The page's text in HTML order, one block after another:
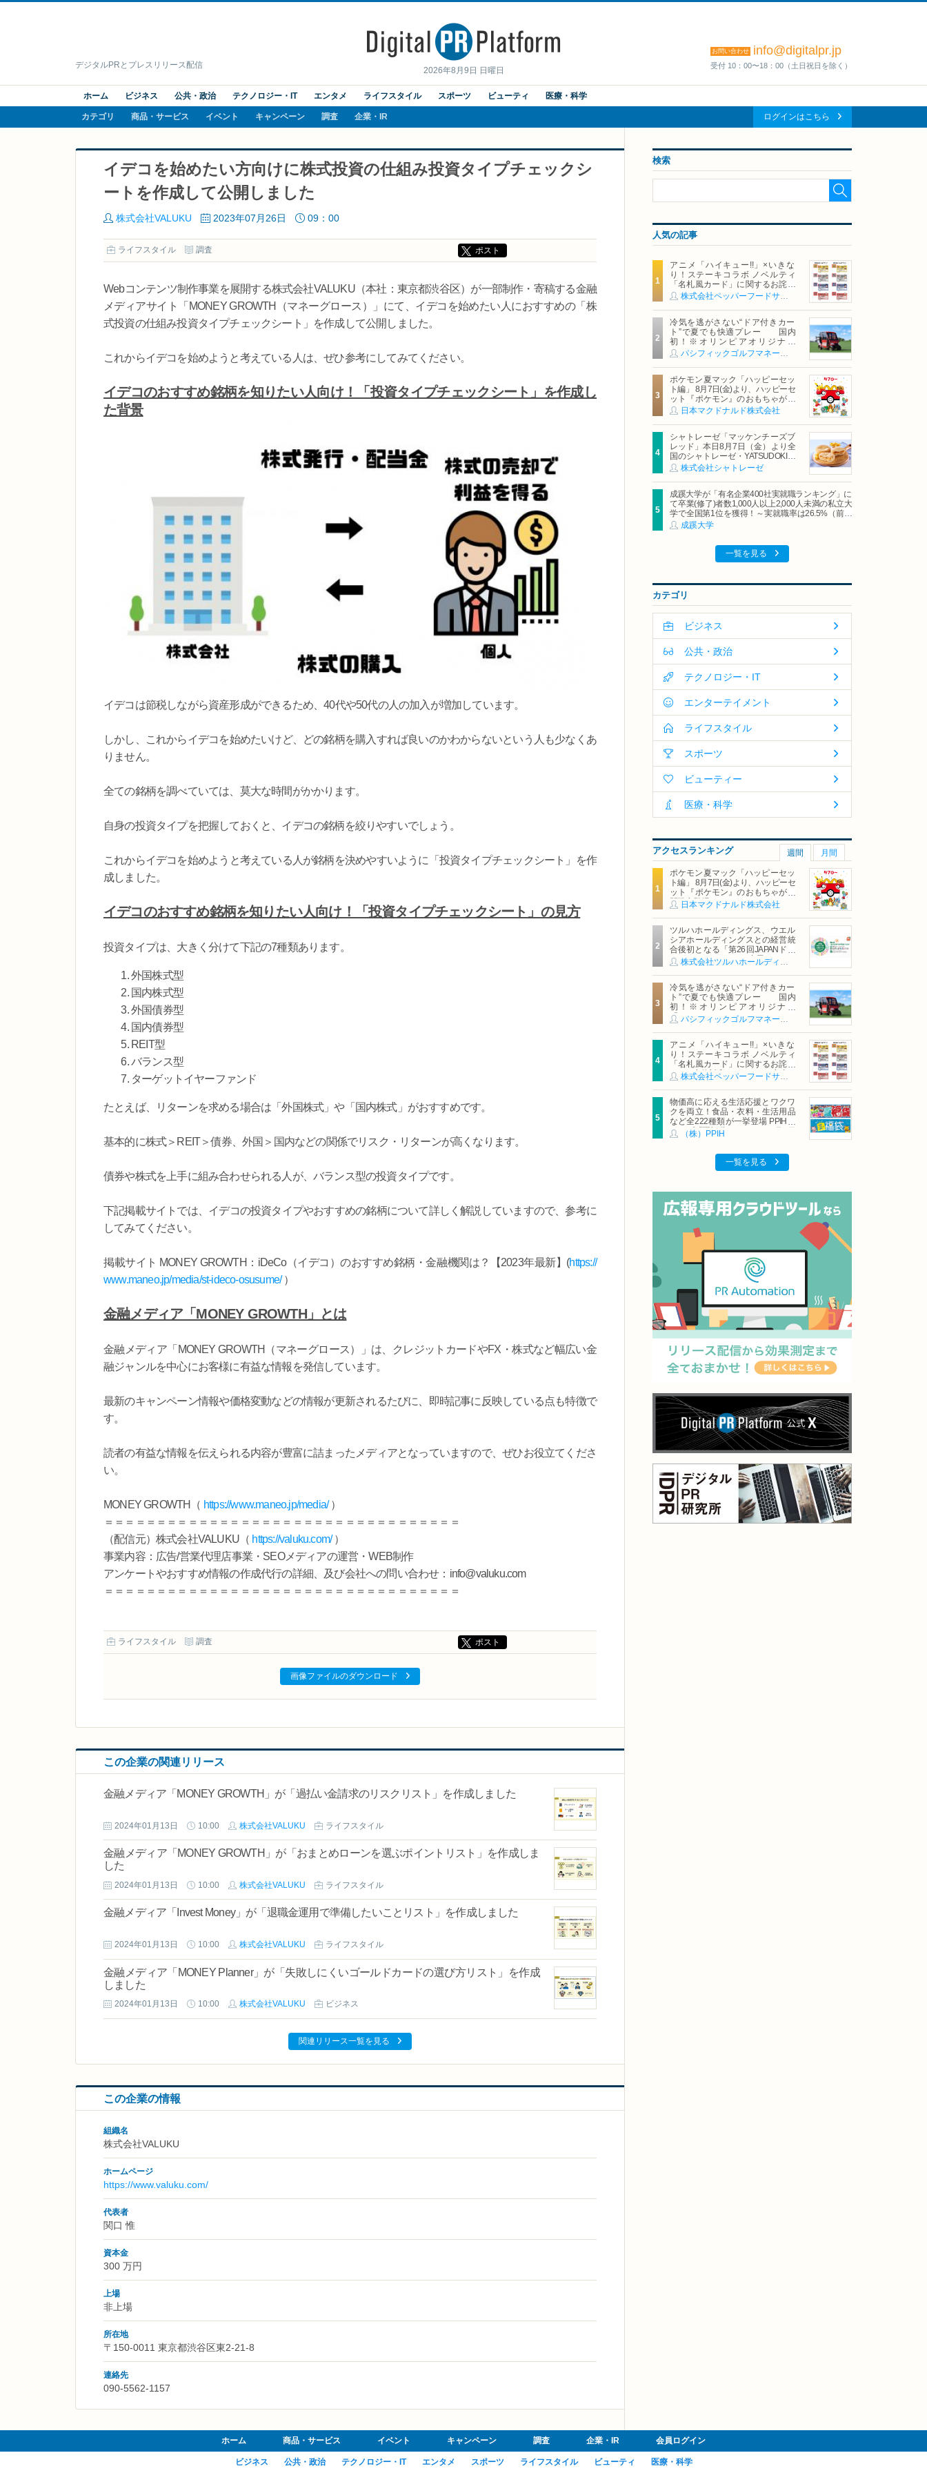
2026年8月9日 日曜日
デジタルPRとプレスリリース配信
お問い合わせ info@digitalpr.jp
受付 10：00〜18：00（土日祝日を除く）
ホーム ビジネス 公共・政治 テクノロジー・IT エンタメ ライフスタイル スポーツ ビューティ 医療・科学
カテゴリ 商品・サービス イベント キャンペーン 調査 企業・IR ログインはこちら
イデコを始めたい方向けに株式投資の仕組み投資タイプチェックシ
ートを作成して公開しました
株式会社VALUKU 2023年07月26日 09：00
ライフスタイル 調査 ポスト
Webコンテンツ制作事業を展開する株式会社VALUKU（本社：東京都渋谷区）が一部制作・寄稿する金融
メディアサイト「MONEY GROWTH（マネーグロース）」にて、イデコを始めたい人におすすめの「株
式投資の仕組み投資タイプチェックシート」を作成して公開しました。
これからイデコを始めようと考えている人は、ぜひ参考にしてみてください。
イデコのおすすめ銘柄を知りたい人向け！「投資タイプチェックシート」を作成し
た背景
イデコは節税しながら資産形成ができるため、40代や50代の人の加入が増加しています。
しかし、これからイデコを始めたいけど、どの銘柄を購入すれば良いのかわからないという人も少なくあ
りません。
全ての銘柄を調べていては、莫大な時間がかかります。
自身の投資タイプを把握しておくと、イデコの銘柄を絞りやすいでしょう。
これからイデコを始めようと考えている人が銘柄を決めやすいように「投資タイプチェックシート」を作
成しました。
イデコのおすすめ銘柄を知りたい人向け！「投資タイプチェックシート」の見方
投資タイプは、大きく分けて下記の7種類あります。
外国株式型
国内株式型
外国債券型
国内債券型
REIT型
バランス型
ターゲットイヤーファンド
たとえば、リターンを求める場合は「外国株式」や「国内株式」がおすすめです。
基本的に株式＞REIT＞債券、外国＞国内などの関係でリスク・リターンが高くなります。
債券や株式を上手に組み合わせられる人が、バランス型の投資タイプです。
下記掲載サイトでは、イデコの投資タイプやおすすめの銘柄について詳しく解説していますので、参考に
してみてください。
掲載サイト MONEY GROWTH：iDeCo（イデコ）のおすすめ銘柄・金融機関は？【2023年最新】(https://
www.maneo.jp/media/st-ideco-osusume/）
金融メディア「MONEY GROWTH」とは
金融メディア「MONEY GROWTH（マネーグロース）」は、クレジットカードやFX・株式など幅広い金
融ジャンルを中心にお客様に有益な情報を発信しています。
最新のキャンペーン情報や価格変動などの情報が更新されるたびに、即時記事に反映している点も特徴で
す。
読者の有益な情報を伝えられる内容が豊富に詰まったメディアとなっていますので、ぜひお役立てくださ
い。
MONEY GROWTH（ https://www.maneo.jp/media/）
＝＝＝＝＝＝＝＝＝＝＝＝＝＝＝＝＝＝＝＝＝＝＝＝＝＝＝＝＝＝＝＝＝＝
（配信元）株式会社VALUKU（ https://valuku.com/）
事業内容：広告/営業代理店事業・SEOメディアの運営・WEB制作
アンケートやおすすめ情報の作成代行の詳細、及び会社への問い合わせ：info@valuku.com
＝＝＝＝＝＝＝＝＝＝＝＝＝＝＝＝＝＝＝＝＝＝＝＝＝＝＝＝＝＝＝＝＝＝
ライフスタイル 調査 ポスト
画像ファイルのダウンロード
この企業の関連リリース
金融メディア「MONEY GROWTH」が「過払い金請求のリスクリスト」を作成しました
2024年01月13日 10:00 株式会社VALUKU ライフスタイル
金融メディア「MONEY GROWTH」が「おまとめローンを選ぶポイントリスト」を作成しま
した
2024年01月13日 10:00 株式会社VALUKU ライフスタイル
金融メディア「Invest Money」が「退職金運用で準備したいことリスト」を作成しました
2024年01月13日 10:00 株式会社VALUKU ライフスタイル
金融メディア「MONEY Planner」が「失敗しにくいゴールドカードの選び方リスト」を作成
しました
2024年01月13日 10:00 株式会社VALUKU ビジネス
関連リリース一覧を見る
この企業の情報
組織名
株式会社VALUKU
ホームページ
https://www.valuku.com/
代表者
関口 惟
資本金
300 万円
上場
非上場
所在地
〒150-0011 東京都渋谷区東2-21-8
連絡先
090-5562-1157
検索
人気の記事
アニメ「ハイキュー!!」×いきな
り！ステーキコラボ ノベルティ
「名札風カード」に関するお詫び
および交換対応についてのご案内
冷気を逃がさない“ドア付きカー
ト”で夏でも快適プレー 国内
初！※オリンピアオリジナル
「AirCon Cart（エアコンカー
ト）」導入 | ＰＧＭ
ポケモン夏マック「ハッピーセッ
ト編」 8月7日(金)より、ハッピーセ
ット『ポケモン』のおもちゃが期
間限定登場
日本マクドナルド株式会社
シャトレーゼ「マッケンチーズブ
レッド」本日8月7日（金）より全
国のシャトレーゼ・YATSUDOKIで
発売株式会社シャトレーゼ
成蹊大学が「有名企業400社実就職ランキング」に
て卒業(修了)者数1,000人以上2,000人未満の私立大
学で全国第1位を獲得！～実就職率は26.5%（前年
比＋4.3pt）に伸長、東京の私立大学でも10位にラ
ンクイン～
成蹊大学
一覧を見る
カテゴリ
ビジネス
公共・政治
テクノロジー・IT
エンターテイメント
ライフスタイル
スポーツ
ビューティー
医療・科学
アクセスランキング 週間 月間
ポケモン夏マック「ハッピーセッ
ト編」 8月7日(金)より、ハッピーセ
ット『ポケモン』のおもちゃが期
間限定登場
日本マクドナルド株式会社
ツルハホールディングス、ウエル
シアホールディングスとの経営統
合後初となる「第26回JAPANドラ
ッグストアショー」に出展
冷気を逃がさない“ドア付きカー
ト”で夏でも快適プレー 国内
初！※オリンピアオリジナル
「AirCon Cart（エアコンカー
ト）」導入 | ＰＧＭ
アニメ「ハイキュー!!」×いきな
り！ステーキコラボ ノベルティ
「名札風カード」に関するお詫び
および交換対応についてのご案内
物価高に応える生活応援とワクワ
クを両立！食品・衣料・生活用品
など全222種類が一挙登場 PPIHグ
ループ「夏福袋」＆セール 8月6日
(木)より順次スタート
（株）PPIH
一覧を見る
ホーム 商品・サービス イベント キャンペーン 調査 企業・IR 会員ログイン
ビジネス 公共・政治 テクノロジー・IT エンタメ スポーツ ライフスタイル ビューティ 医療・科学